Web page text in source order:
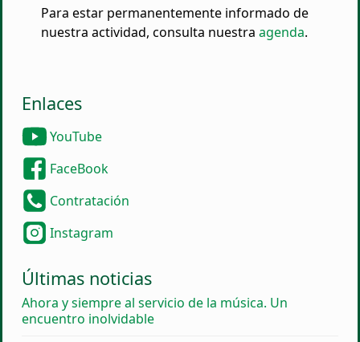
Para estar permanentemente informado de
nuestra actividad, consulta nuestra agenda.
Enlaces
YouTube
FaceBook
Contratación
Instagram
Últimas noticias
Ahora y siempre al servicio de la música. Un
encuentro inolvidable